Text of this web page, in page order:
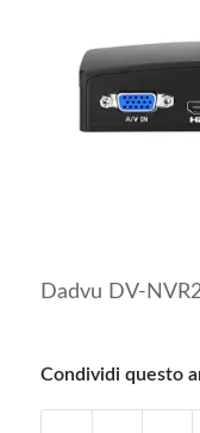
Dadvu DV-
Condividi questo